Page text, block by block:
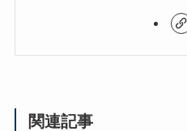
関連記事